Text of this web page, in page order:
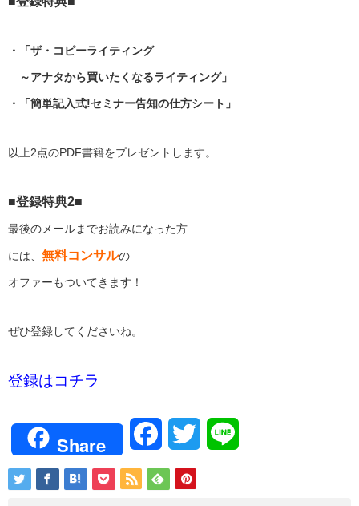
・「ザ・コピーライティング
～アナタから買いたくなるライティング」
・「簡単記入式!セミナー告知の仕方シート」
以上2点のPDF書籍をプレゼントします。
■登録特典2■
最後のメールまでお読みになった方
には、 無料コンサルの
オファーもついてきます！
ぜひ登録してくださいね。
登録はコチラ
Share FacebookTwitter